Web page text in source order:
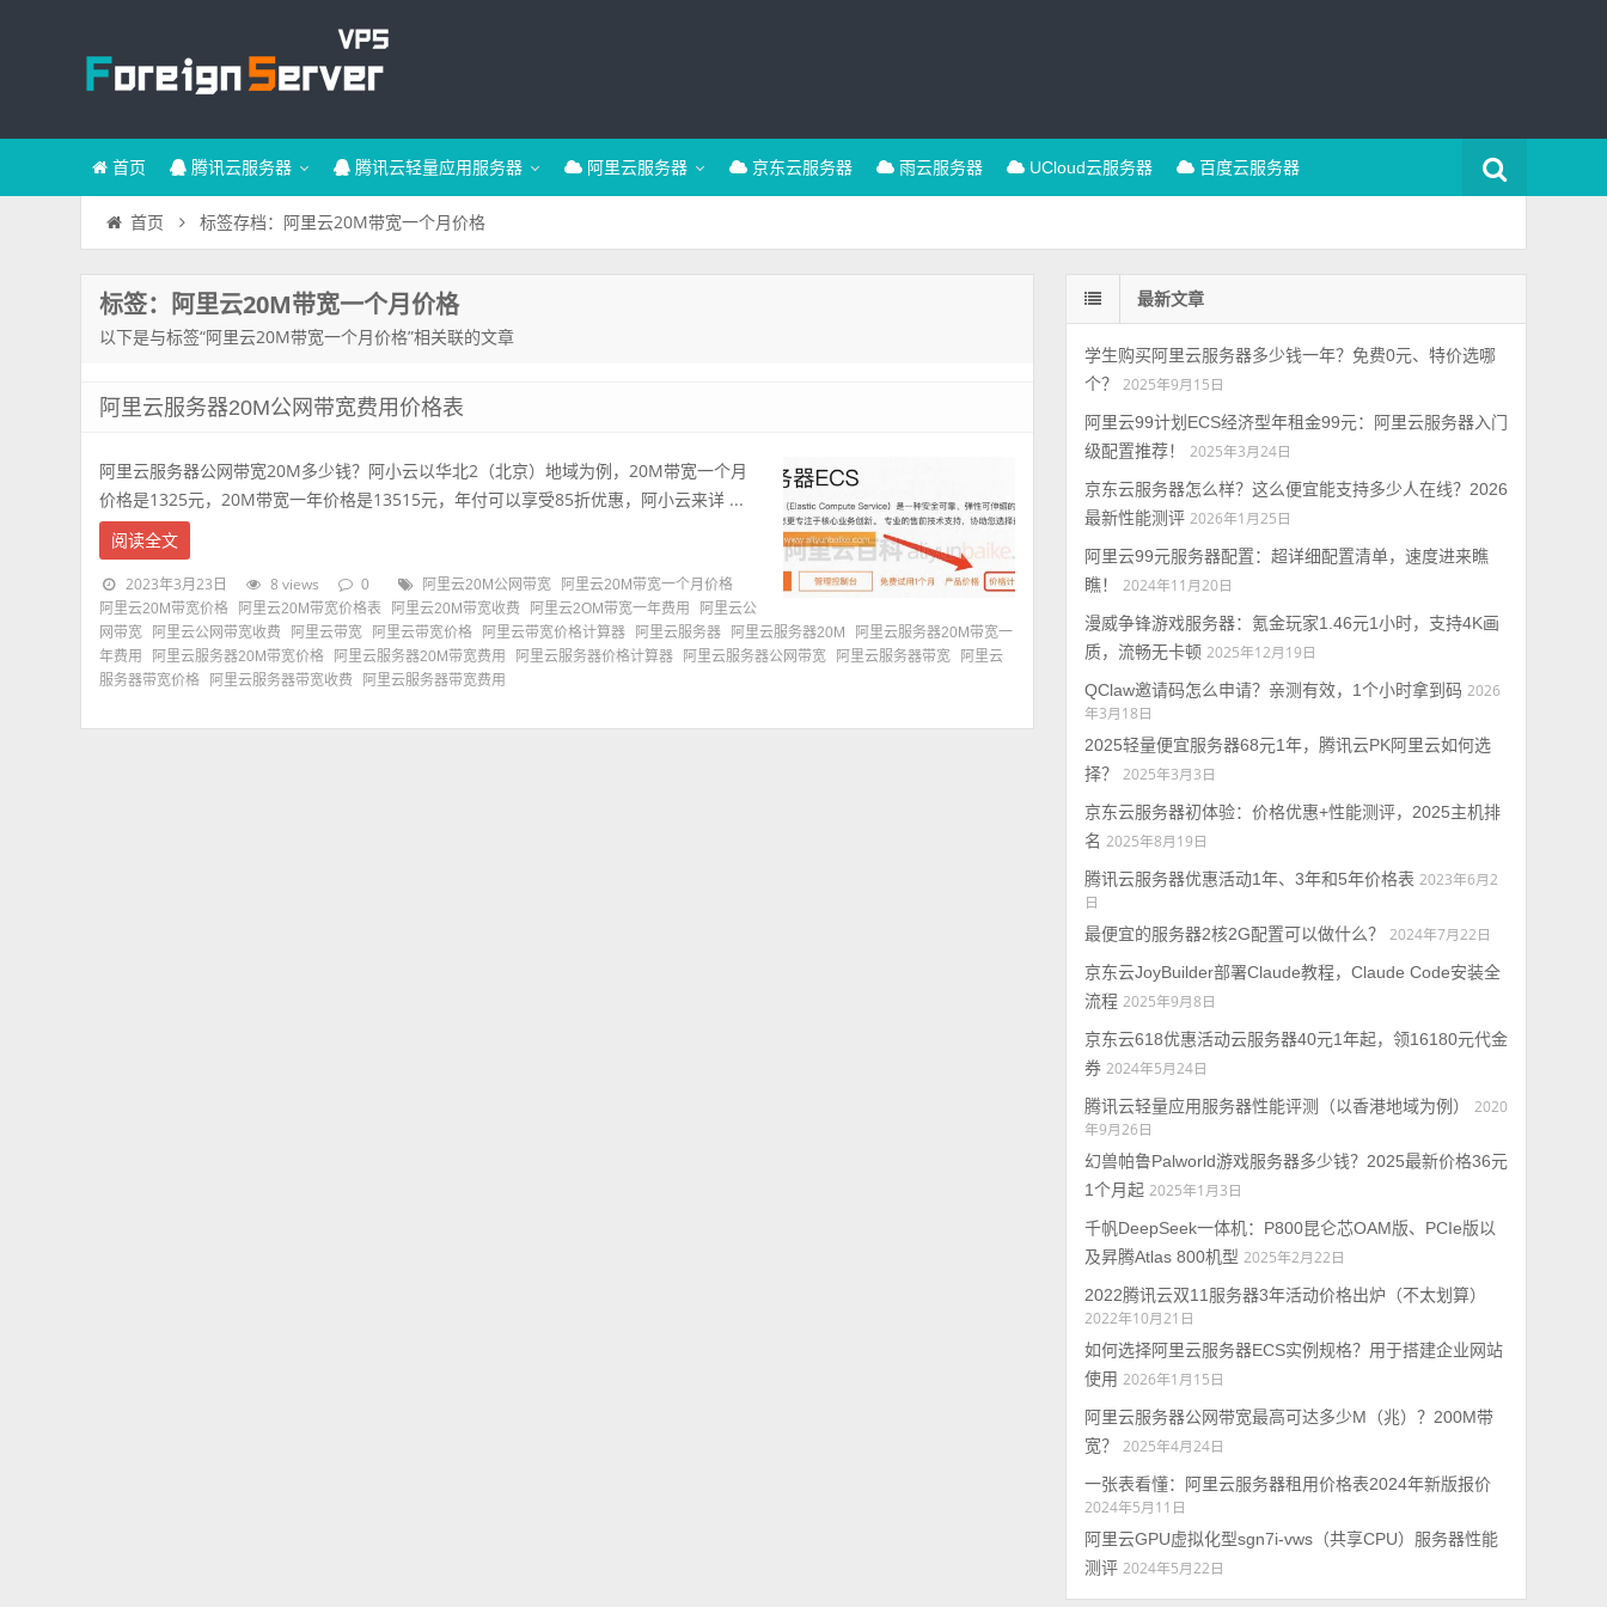
首页 腾讯云服务器 腾讯云轻量应用服务器 阿里云服务器 京东云服务器 雨云服务器 UCloud云服务器 百度云服务器
首页 标签存档：阿里云20M带宽一个月价格
标签：阿里云20M带宽一个月价格
以下是与标签“阿里云20M带宽一个月价格”相关联的文章
阿里云服务器20M公网带宽费用价格表
阿里云服务器公网带宽20M多少钱？阿小云以华北2（北京）地域为例，20M带宽一个月
价格是1325元，20M带宽一年价格是13515元，年付可以享受85折优惠，阿小云来详 ...
阅读全文
2023年3月23日 8 views 0 阿里云20M公网带宽
阿里云20M带宽一个月价格
阿里云20M带宽价格
阿里云20M带宽价格表 阿里云20M带宽收费 阿里云2OM带宽一年费用
阿里云公
网带宽
阿里云公网带宽收费 阿里云带宽 阿里云带宽价格 阿里云带宽价格计算器 阿里云服务器 阿里云服务器20M
阿里云服务器20M带宽一
年费用
阿里云服务器20M带宽价格 阿里云服务器20M带宽费用 阿里云服务器价格计算器 阿里云服务器公网带宽 阿里云服务器带宽
阿里云
服务器带宽价格
阿里云服务器带宽收费 阿里云服务器带宽费用
最新文章
学生购买阿里云服务器多少钱一年？免费0元、特价选哪
个？
2025年9月15日
阿里云99计划ECS经济型年租金99元：阿里云服务器入门
级配置推荐！
2025年3月24日
京东云服务器怎么样？这么便宜能支持多少人在线？2026
最新性能测评 2026年1月25日
阿里云99元服务器配置：超详细配置清单，速度进来瞧
瞧！
2024年11月20日
漫威争锋游戏服务器：氪金玩家1.46元1小时，支持4K画
质，流畅无卡顿 2025年12月19日
QClaw邀请码怎么申请？亲测有效，1个小时拿到码 2026
年3月18日
2025轻量便宜服务器68元1年，腾讯云PK阿里云如何选
择？
2025年3月3日
京东云服务器初体验：价格优惠+性能测评，2025主机排
名 2025年8月19日
腾讯云服务器优惠活动1年、3年和5年价格表 2023年6月2
日
最便宜的服务器2核2G配置可以做什么？
2024年7月22日
京东云JoyBuilder部署Claude教程，Claude Code安装全
流程 2025年9月8日
京东云618优惠活动云服务器40元1年起，领16180元代金
券 2024年5月24日
腾讯云轻量应用服务器性能评测（以香港地域为例）
2020
年9月26日
幻兽帕鲁Palworld游戏服务器多少钱？2025最新价格36元
1个月起 2025年1月3日
千帆DeepSeek一体机：P800昆仑芯OAM版、PCIe版以
及昇腾Atlas 800机型 2025年2月22日
2022腾讯云双11服务器3年活动价格出炉（不太划算）
2022年10月21日
如何选择阿里云服务器ECS实例规格？用于搭建企业网站
使用 2026年1月15日
阿里云服务器公网带宽最高可达多少M（兆）？200M带
宽？
2025年4月24日
一张表看懂：阿里云服务器租用价格表2024年新版报价
2024年5月11日
阿里云GPU虚拟化型sgn7i-vws（共享CPU）服务器性能
测评 2024年5月22日